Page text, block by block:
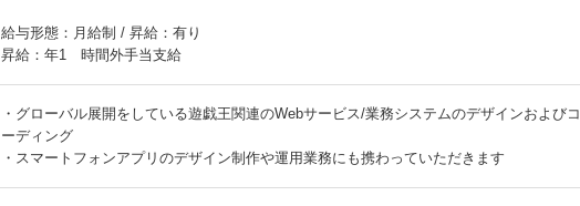
給与形態：月給制 / 昇給：有り
昇給：年1 時間外手当支給
・グローバル展開をしている遊戯王関連のWebサービス/業務システムのデザインおよびコ
ーディング
・スマートフォンアプリのデザイン制作や運用業務にも携わっていただきます